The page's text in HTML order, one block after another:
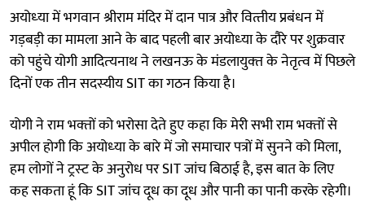
अयोध्‍या में भगवान श्रीराम मंदिर में दान पात्र और वित्‍तीय प्रबंधन में
गड़बड़ी का मामला आने के बाद पहली बार अयोध्‍या के दौरे पर शुक्रवार
को पहुंचे योगी आदित्‍यनाथ ने लखनऊ के मंडलायुक्‍त के नेतृत्‍व में पिछले
दिनों एक तीन सदस्‍यीय SIT का गठन किया है।
योगी ने राम भक्‍तों को भरोसा देते हुए कहा कि मेरी सभी राम भक्‍तों से
अपील होगी कि अयोध्‍या के बारे में जो समाचार पत्रों में सुनने को मिला,
हम लोगों ने ट्रस्‍ट के अनुरोध पर SIT जांच बिठाई है, इस बात के लिए
कह सकता हूं कि SIT जांच दूध का दूध और पानी का पानी करके रहेगी।